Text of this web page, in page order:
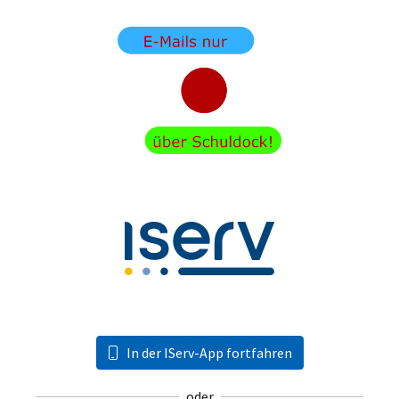
In der IServ-App fortfahren